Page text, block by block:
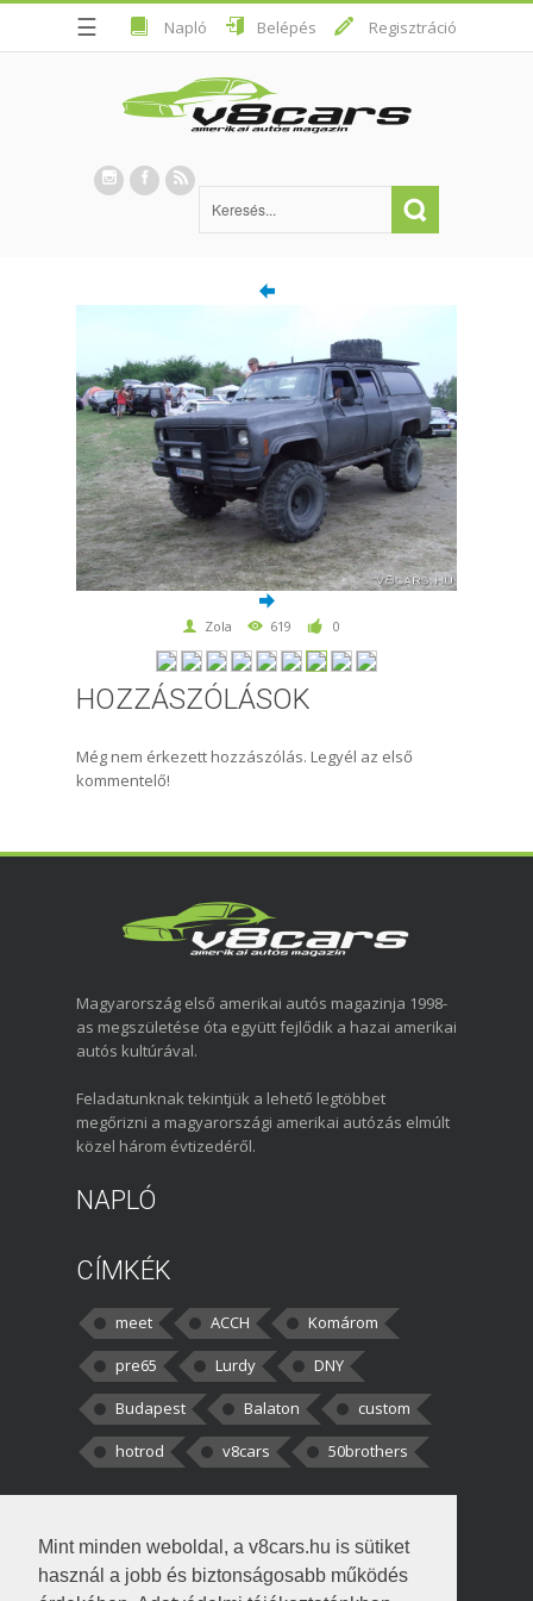
Mint minden weboldal, a v8cars.hu is sütiket
használ a jobb és biztonságosabb működés
☰ Napló Belépés Regisztráció
Zola 619 0
HOZZÁSZÓLÁSOK
Még nem érkezett hozzászólás. Legyél az első
kommentelő!
Magyarország első amerikai autós magazinja 1998-
as megszületése óta együtt fejlődik a hazai amerikai
autós kultúrával.
Feladatunknak tekintjük a lehető legtöbbet
megőrizni a magyarországi amerikai autózás elmúlt
közel három évtizedéről.
NAPLÓ
CÍMKÉK
meet ACCH
Komárom
pre65
Lurdy
DNY
Budapest
Balaton
custom
hotrod
v8cars 50brothers
kortisz:Elszúrtam! Én csak két
darabbaal számoltam. Nem tudtam, hogy fél autót,